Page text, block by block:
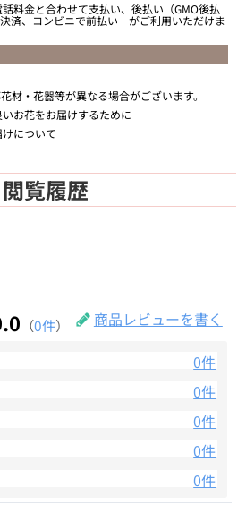
料金と合わせて支払い、後払い（GMO後払
済、コンビニで前払い がご利用いただけま
材・花器等が異なる場合がございます。
お花をお届けするために
について
閲覧履歴
（0件）
商品レビューを書く
0件
0件
0件
0件
0件